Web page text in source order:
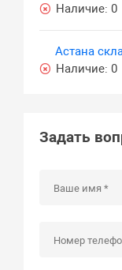
Наличие:0
Астана
Наличие:0
Задать